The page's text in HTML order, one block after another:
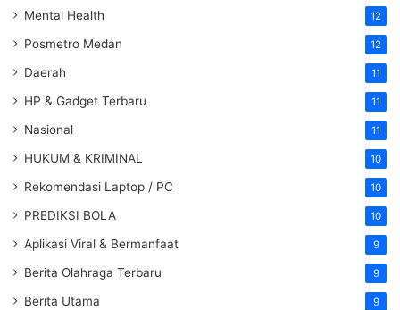
Mental Health 12
Posmetro Medan 12
Daerah 11
HP & Gadget Terbaru 11
Nasional 11
HUKUM & KRIMINAL 10
Rekomendasi Laptop / PC 10
PREDIKSI BOLA 10
Aplikasi Viral & Bermanfaat 9
Berita Olahraga Terbaru 9
Berita Utama 9